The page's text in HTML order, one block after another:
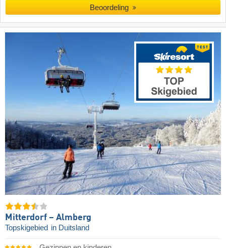
Beoordeling
Mitterdorf – Almberg
Topskigebied in Duitsland